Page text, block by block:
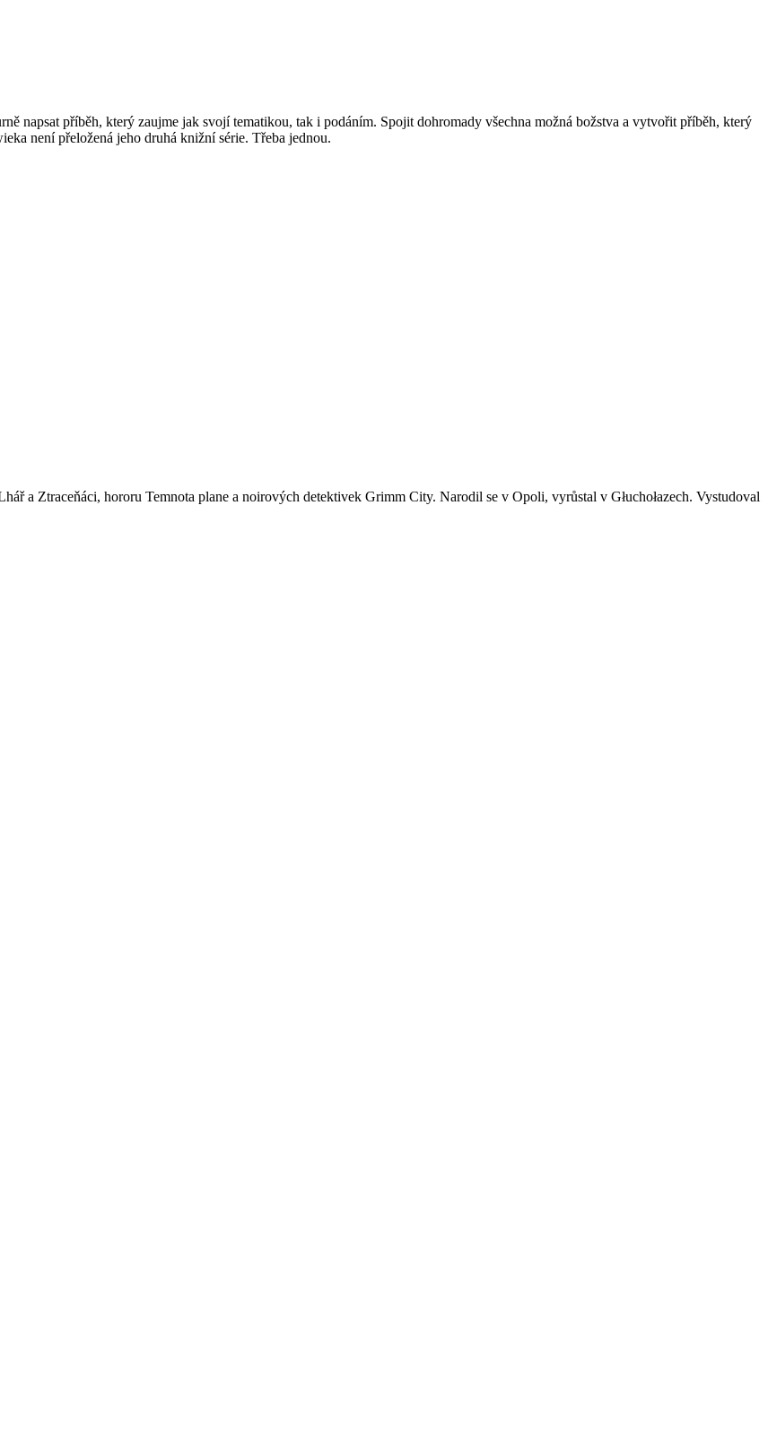
napsat příběh, který zaujme jak svojí tematikou, tak i podáním. Spojit dohromady všechna možná božstva a vytvořit příběh, který
není přeložená jeho druhá knižní série. Třeba jednou.
a Ztraceňáci, hororu Temnota plane a noirových detektivek Grimm City. Narodil se v Opoli, vyrůstal v Głuchołazech. Vystudoval